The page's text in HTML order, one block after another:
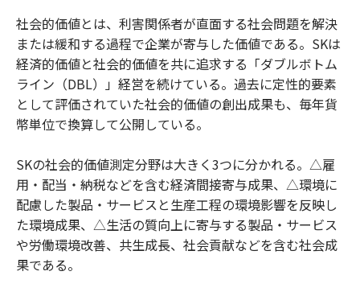
社会的価値とは、利害関係者が直面する社会問題を解決
または緩和する過程で企業が寄与した価値である。SKは
経済的価値と社会的価値を共に追求する「ダブルボトム
ライン（DBL）」経営を続けている。過去に定性的要素
として評価されていた社会的価値の創出成果も、毎年貨
幣単位で換算して公開している。
SKの社会的価値測定分野は大きく3つに分かれる。△雇
用・配当・納税などを含む経済間接寄与成果、△環境に
配慮した製品・サービスと生産工程の環境影響を反映し
た環境成果、△生活の質向上に寄与する製品・サービス
や労働環境改善、共生成長、社会貢献などを含む社会成
果である。